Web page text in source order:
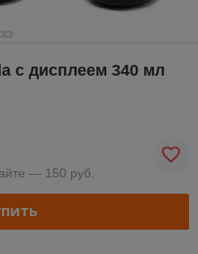
c дисплеем 340 мл
— 150 руб.